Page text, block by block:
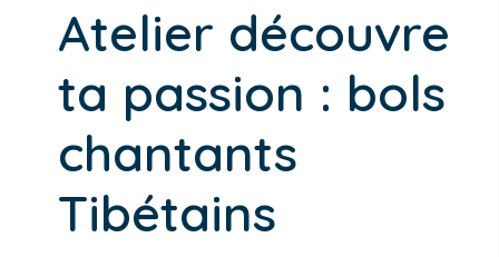
Atelier découvre
ta passion : bols
chantants
Tibétains